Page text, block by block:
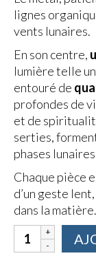
lignes
vents lunaires.
En son centre,
lumière telle
entouré de
profondes de
et de
serties,
phases
Chaque pièce
d’un geste
dans la matière.
quantité
de